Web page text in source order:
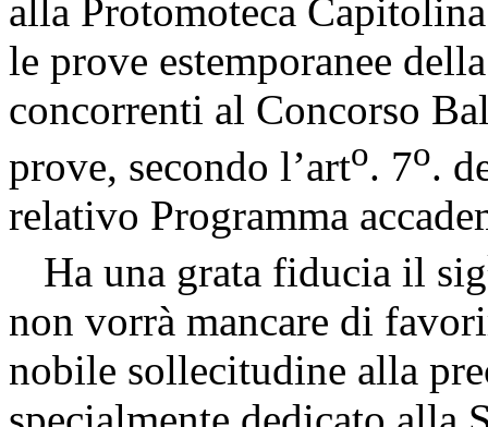
alla Protomoteca
le prove estemporanee
concorrenti al Concorso
prove, secondo l’arto. 7o.
relativo Programma
Ha una grata fiducia il sig
non vorrà mancare di
nobile sollecitudine alla